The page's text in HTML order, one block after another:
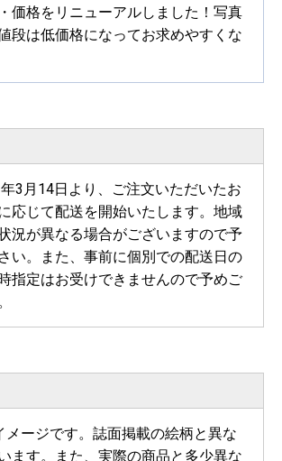
価格をリニューアルしました！写真
段は低価格になってお求めやすくな
3月14日より、ご注文いただいたお
応じて配送を開始いたします。地域
況が異なる場合がございますので予
い。また、事前に個別での配送日の
指定はお受けできませんので予めご
メージです。誌面掲載の絵柄と異な
ます。また、実際の商品と多少異な